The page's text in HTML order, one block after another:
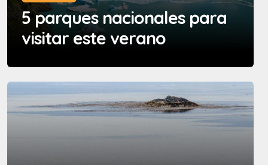
5 parques nacionales para
visitar este verano